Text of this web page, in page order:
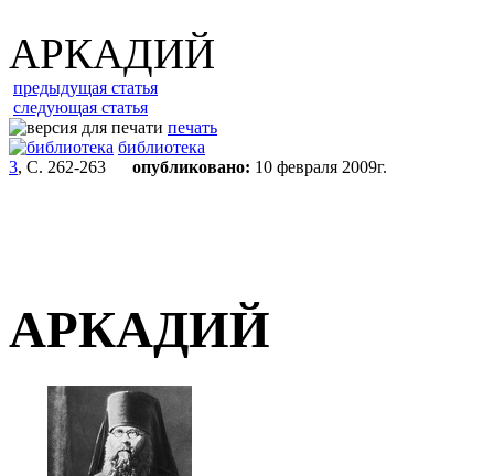
АРКАДИЙ
предыдущая статья
следующая статья
печать
библиотека
3, С. 262-263 опубликовано: 10 февраля 2009г.
АРКАДИЙ